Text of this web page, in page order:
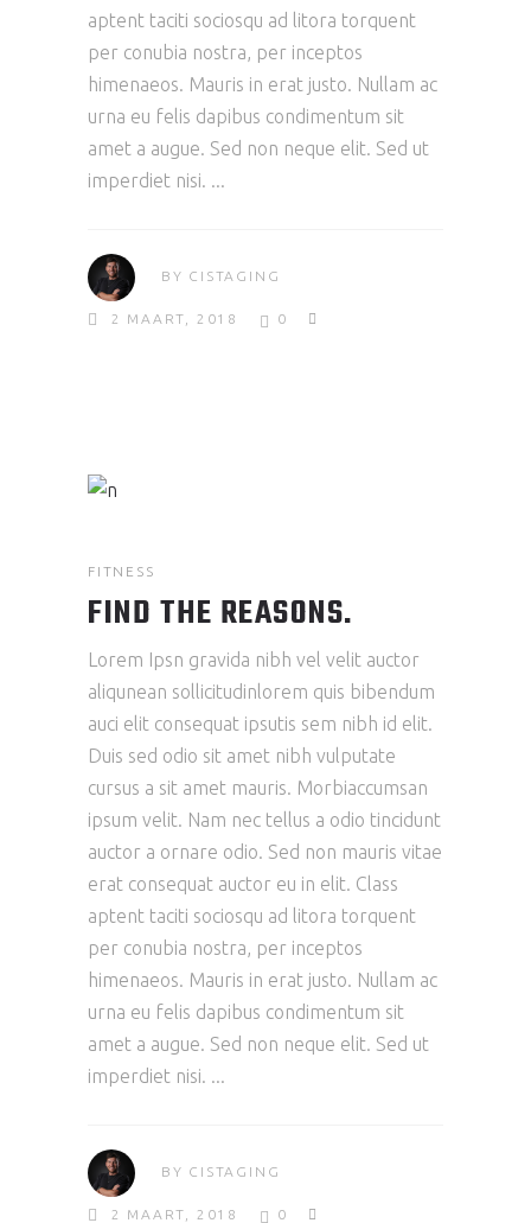
aptent taciti sociosqu ad litora torquent
per conubia nostra, per inceptos
himenaeos. Mauris in erat justo. Nullam ac
urna eu felis dapibus condimentum sit
amet a augue. Sed non neque elit. Sed ut
imperdiet nisi.
BY CISTAGING
2 MAART, 2018 0
FITNESS
FIND THE REASONS.
Lorem Ipsn gravida nibh vel velit auctor
aliqunean sollicitudinlorem quis bibendum
auci elit consequat ipsutis sem nibh id elit.
Duis sed odio sit amet nibh vulputate
cursus a sit amet mauris. Morbiaccumsan
ipsum velit. Nam nec tellus a odio tincidunt
auctor a ornare odio. Sed non mauris vitae
erat consequat auctor eu in elit. Class
aptent taciti sociosqu ad litora torquent
per conubia nostra, per inceptos
himenaeos. Mauris in erat justo. Nullam ac
urna eu felis dapibus condimentum sit
amet a augue. Sed non neque elit. Sed ut
imperdiet nisi.
BY CISTAGING
2 MAART, 2018 0